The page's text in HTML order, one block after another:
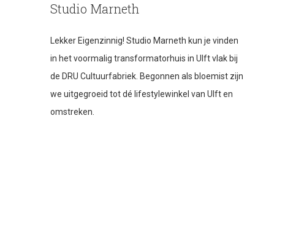
Studio Marneth
Lekker Eigenzinnig! Studio Marneth kun je vinden
in het voormalig transformatorhuis in Ulft vlak bij
de DRU Cultuurfabriek. Begonnen als bloemist zijn
we uitgegroeid tot dé lifestylewinkel van Ulft en
omstreken.